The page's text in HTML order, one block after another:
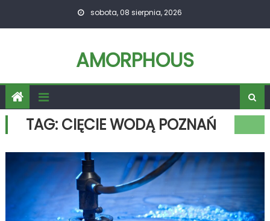
sobota, 08 sierpnia, 2026
AMORPHOUS
TAG: CIĘCIE WODĄ POZNAŃ